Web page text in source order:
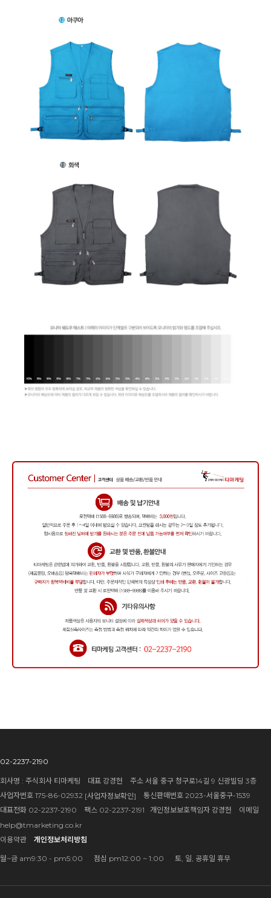
02-2237-2190
회사명 : 주식회사 티마케팅 대표 강경헌 주소 서울 중구 청구로14길 9 신광빌딩 3층
사업자번호 175-86-02932 [사업자정보확인] 통신판매번호 2023-서울중구-1539
대표전화 02-2237-2190 팩스 02-2237-2191 개인정보보호책임자 강경헌 이메일
help@tmarketing.co.kr
이용약관
개인정보처리방침
월~금 am9:30 - pm5:00 점심 pm12:00 ~ 1:00 토, 일, 공휴일 휴무